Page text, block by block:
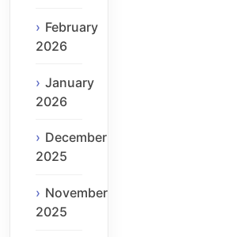
February
2026
January
2026
December
2025
November
2025